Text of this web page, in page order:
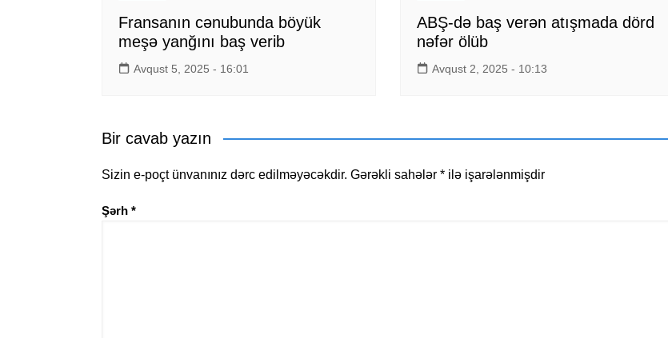
Fransanın cənubunda böyük
meşə yanğını baş verib
Avqust 5, 2025 - 16:01
ABŞ-də baş verən atışmada dörd
nəfər ölüb
Avqust 2, 2025 - 10:13
Bir cavab yazın
Sizin e-poçt ünvanınız dərc edilməyəcəkdir. Gərəkli sahələr * ilə işarələnmişdir
Şərh *